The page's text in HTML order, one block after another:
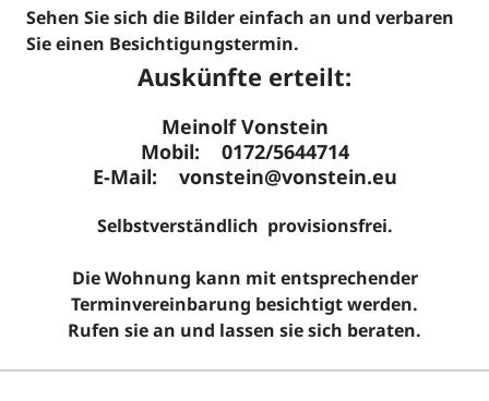
Sehen Sie sich die Bilder einfach an und verbaren
Sie einen Besichtigungstermin.
Auskünfte erteilt:
Meinolf Vonstein
Mobil: 0172/5644714
E-Mail: vonstein@vonstein.eu
Selbstverständlich provisionsfrei.
Die Wohnung kann mit entsprechender
Terminvereinbarung besichtigt werden.
Rufen sie an und lassen sie sich beraten.